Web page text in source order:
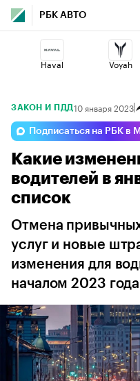
РБК АВТО
Haval Voyah
Changan Lada
Geely Jaecoo
ЗАКОН И ПДД 10 января 2023
Подписаться на РБК в
Какие
водителей в
список
Отмена
услуг и новые
изменения для
началом 2023 года